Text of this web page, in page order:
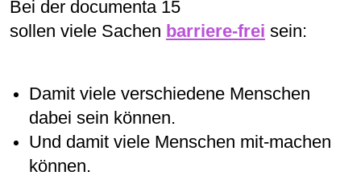
Bei der documenta 15
sollen viele Sachen barriere-frei sein:
Damit viele verschiedene Menschen
dabei sein können.
Und damit viele Menschen mit-machen
können.